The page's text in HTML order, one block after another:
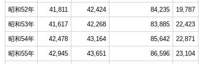
昭和52年
41,811 42,424 84,235
19,787
昭和53年
41,617 42,268 83,885
22,423
昭和54年
42,478 43,164 85,642
22,871
昭和55年
42,945 43,651 86,596
23,104